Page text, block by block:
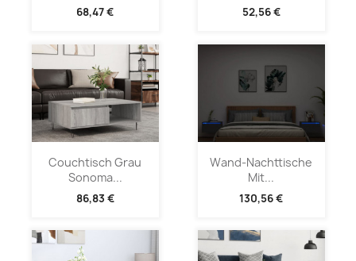
68,47 € 52,56 €
Couchtisch Grau
Sonoma...
86,83 €
Wand-Nachttische
Mit...
130,56 €